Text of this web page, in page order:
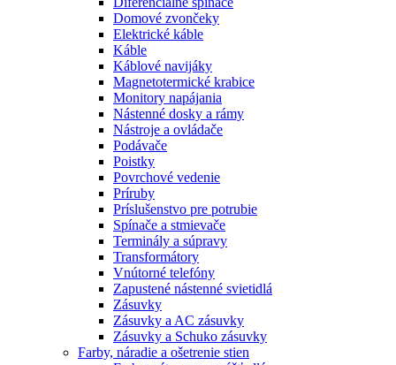
Domové zvončeky
Elektrické káble
Káble
Káblové navijáky
Magnetotermické krabice
Monitory napájania
Nástenné dosky a rámy
Nástroje a ovládače
Podávače
Poistky
Povrchové vedenie
Príruby
Príslušenstvo pre potrubie
Spínače a stmievače
Terminály a súpravy
Transformátory
Vnútorné telefóny
Zapustené nástenné svietidlá
Zásuvky
Zásuvky a AC zásuvky
Zásuvky a Schuko zásuvky
Farby, náradie a ošetrenie stien